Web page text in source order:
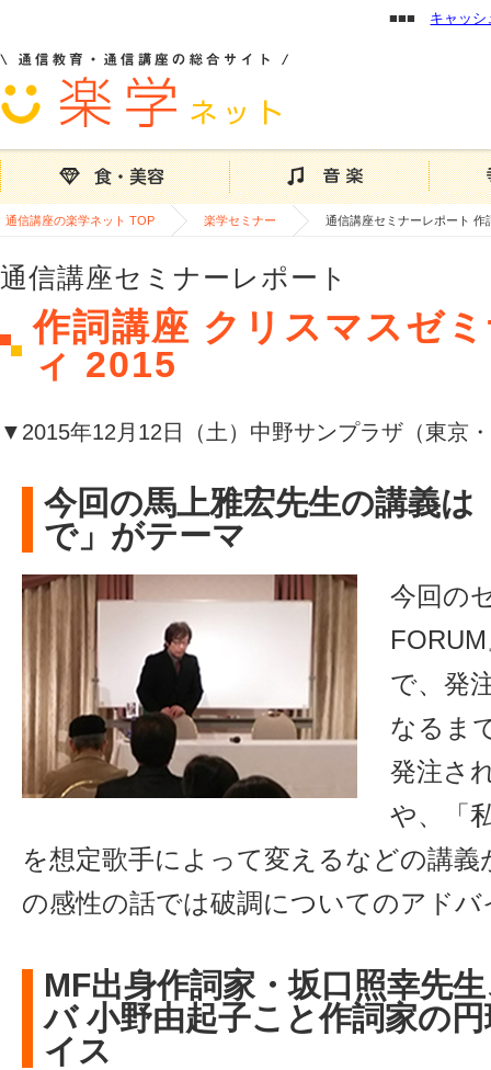
■■■ キャッ
通信講座の楽学ネット TOP 楽学セミナー 通信講座セミナーレポート 作
通信講座セミナーレポート
作詞講座 クリスマスゼ
ィ 2015
▼2015年12月12日（土）中野サンプラザ（東京
今回の馬上雅宏先生の講義は
で」がテーマ
今回の
で、発
なるま
発注さ
や、「
を想定歌手によって変えるなどの講
の感性の話では破調についてのアド
MF出身作詞家・坂口照幸先
バ 小野由起子こと作詞家の
イス